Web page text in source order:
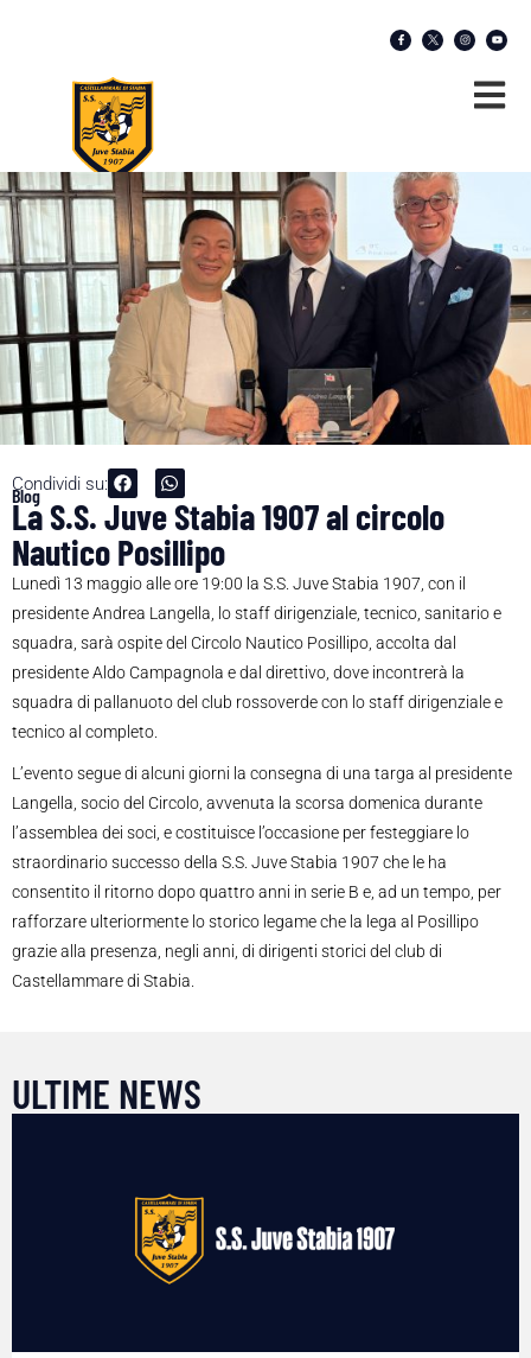
Condividi su:
Blog
La S.S. Juve Stabia 1907 al circolo
Nautico Posillipo
Lunedì 13 maggio alle ore 19:00 la S.S. Juve Stabia 1907, con il
presidente Andrea Langella, lo staff dirigenziale, tecnico, sanitario e
squadra, sarà ospite del Circolo Nautico Posillipo, accolta dal
presidente Aldo Campagnola e dal direttivo, dove incontrerà la
squadra di pallanuoto del club rossoverde con lo staff dirigenziale e
tecnico al completo.
L’evento segue di alcuni giorni la consegna di una targa al presidente
Langella, socio del Circolo, avvenuta la scorsa domenica durante
l’assemblea dei soci, e costituisce l’occasione per festeggiare lo
straordinario successo della S.S. Juve Stabia 1907 che le ha
consentito il ritorno dopo quattro anni in serie B e, ad un tempo, per
rafforzare ulteriormente lo storico legame che la lega al Posillipo
grazie alla presenza, negli anni, di dirigenti storici del club di
Castellammare di Stabia.
ULTIME NEWS